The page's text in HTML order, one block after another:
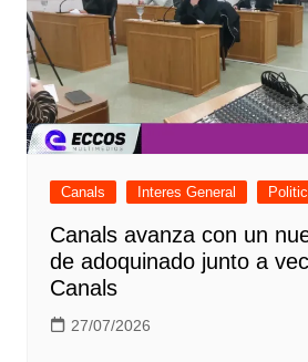
Canals Interes General
Canals avanza con un
de adoquinado junto a
Canals
27/07/2026